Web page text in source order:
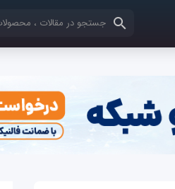
کلمات کلیدی خود را وارد کنید